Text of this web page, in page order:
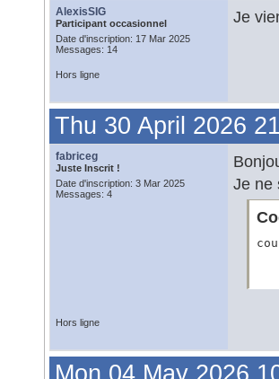
AlexisSIG
Participant occasionnel
Date d'inscription: 17 Mar 2025
Messages: 14
Je
Hors ligne
Thu 30 April 2026
fabriceg
Juste Inscrit !
Date d'inscription: 3 Mar 2025
Messages: 4
Je ne
Hors ligne
Mon 04 May 2026